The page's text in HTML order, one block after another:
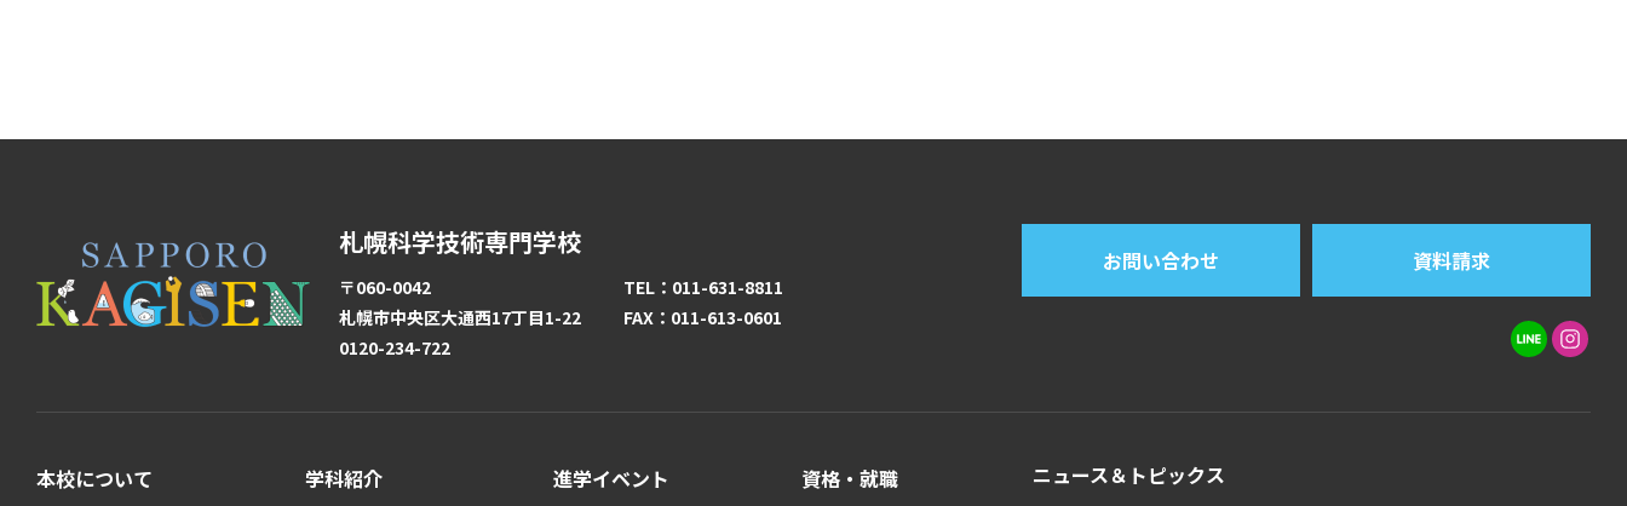
札幌科学技術専門学校
〒060-0042
札幌市中央区大通西17丁目1-22
0120-234-722
TEL：011-631-8811
FAX：011-613-0601
お問い合わせ 資料請求
本校について 学科紹介 進学イベント 資格・就職
ニュース＆トピックス